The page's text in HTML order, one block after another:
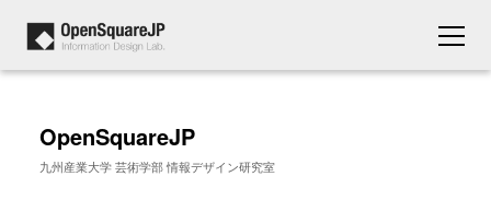
OpenSquareJP
九州産業大学 芸術学部 情報デザイン研究室